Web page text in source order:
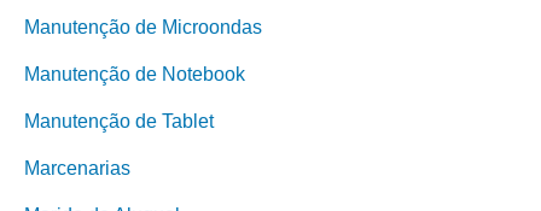
Manutenção de Microondas
Manutenção de Notebook
Manutenção de Tablet
Marcenarias